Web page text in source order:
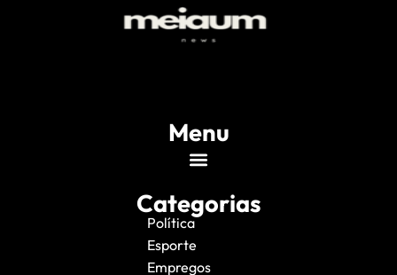
Menu
Categorias
Política
Esporte
Empregos